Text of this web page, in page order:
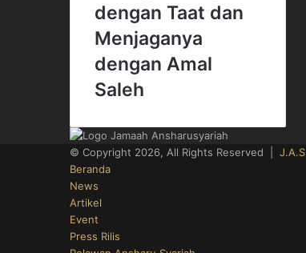
dengan Taat dan
Menjaganya
dengan Amal
Saleh
© Copyright 2026, All Rights Reserved | J.A.S
Beranda
News
Artikel
Event
Press Rilis